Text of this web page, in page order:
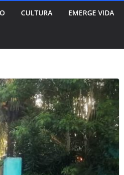
CULTURA EMERGE VIDA